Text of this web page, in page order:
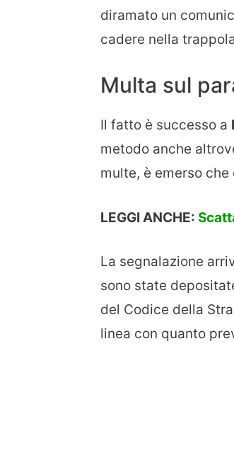
diramato un
cadere nella
Multa sul
Il fatto è successo a
metodo anche
multe, è emerso
LEGGI ANCHE:
La segnalazione
sono state
del Codice della
linea con quanto